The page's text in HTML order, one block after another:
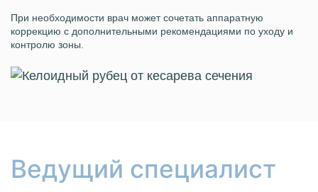
При необходимости врач может сочетать аппаратную
коррекцию с дополнительными рекомендациями по уходу и
контролю зоны.
Ведущий специалист